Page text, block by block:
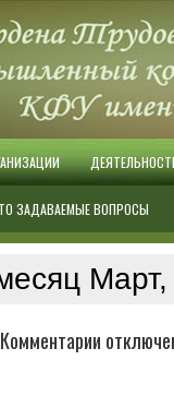
ЗАДАВАЕМЫЕ ВОПРОСЫ
Комментарии записи